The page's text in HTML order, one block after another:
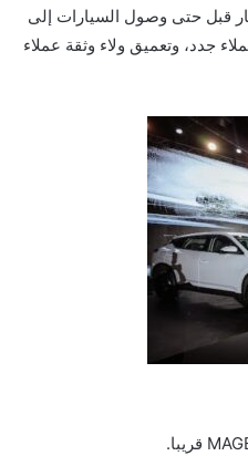
قبل حتى وصول السيارات إلى
جدد، وتعميق ولاء وثقة عملاء